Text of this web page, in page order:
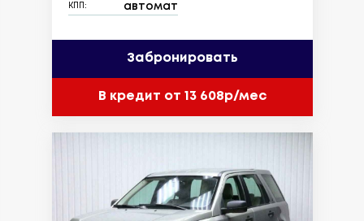
КПП: автомат
Забронировать
В кредит от 13 608р/мес